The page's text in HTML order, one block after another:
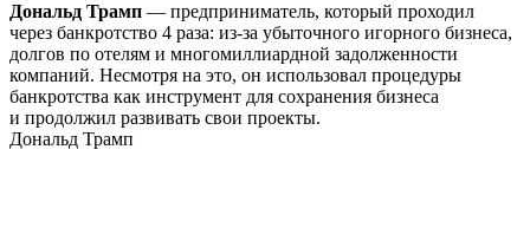
Дональд Трамп — предприниматель, который проходил
через банкротство 4 раза: из-за убыточного игорного бизнеса,
долгов по отелям и многомиллиардной задолженности
компаний. Несмотря на это, он использовал процедуры
банкротства как инструмент для сохранения бизнеса
и продолжил развивать свои проекты.
Дональд Трамп